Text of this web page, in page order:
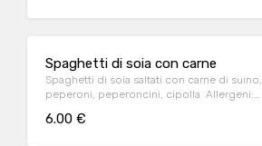
Spaghetti di soia con carne
Spaghetti di soia saltati con carne di suino,
peperoni, peperoncini, cipolla Allergeni:
6.00 €